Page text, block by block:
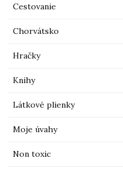
Cestovanie
Chorvátsko
Hračky
Knihy
Látkové plienky
Moje úvahy
Non toxic